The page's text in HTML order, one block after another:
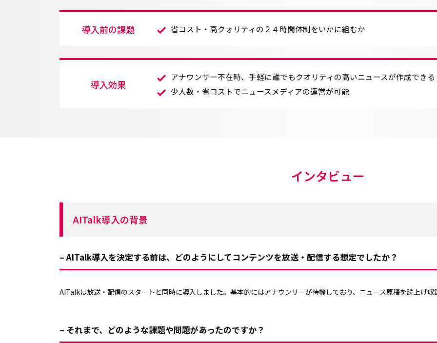
導入前の課題 省コスト・高クォリティの２４時間体制をいかに組むか
導入効果
アナウンサー不在時、手軽に誰でもクオリティの高いニュースが作成できる
少人数・省コストでニュースメディアの運営が可能
インタビュー
AITalk導入の背景
– AITalk導入を決定する前は、どのようにしてコンテンツを放送・配信する想定でしたか？
AITalkは放送・配信のスタートと同時に導入しました。基本的にはアナウンサーが待機しており、ニュース原稿を読上げ収
– それまで、どのような課題や問題があったのですか？